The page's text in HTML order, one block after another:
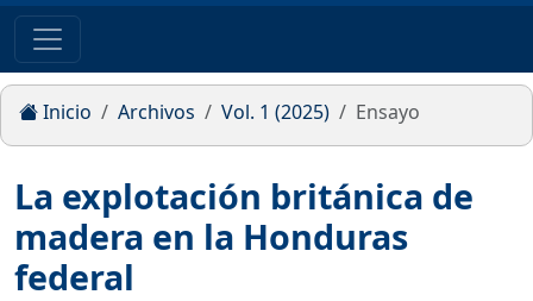
Inicio Archivos Vol. 1 (2025) Ensayo
La explotación británica de
madera en la Honduras
federal